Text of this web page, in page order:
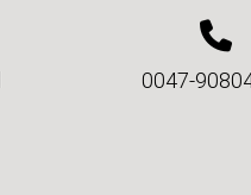
0047-